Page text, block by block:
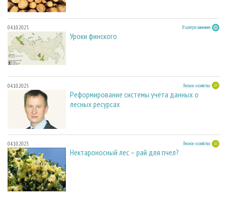
04.10.2025 В центре внимания
Уроки финского
04.10.2025 Лесное хозяйство
Реформирование системы учета данных о
лесных ресурсах
04.10.2025 Лесное хозяйство
Нектароносный лес – рай для пчел?